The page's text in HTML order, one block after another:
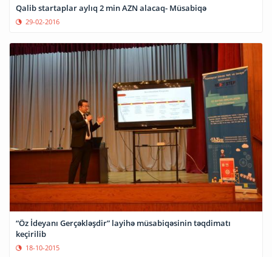
Qalib startaplar aylıq 2 min AZN alacaq- Müsabiqə
29-02-2016
“Öz İdeyanı Gerçəkləşdir” layihə müsabiqəsinin təqdimatı
keçirilib
18-10-2015